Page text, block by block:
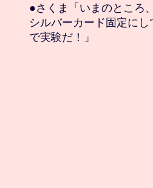
●さくま「いまのところ
シルバーカード固定に
で実験だ！」